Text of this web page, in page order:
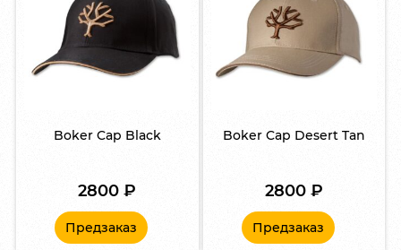
Boker Cap Black
2800₽
Предзаказ
Boker Cap Desert Tan
2800 ₽
Предзаказ